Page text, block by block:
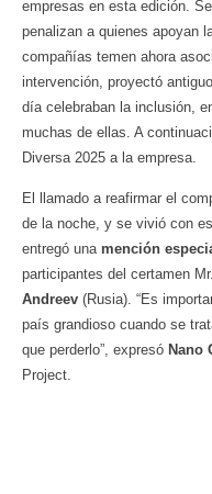
empresas en esta edición.
penalizan a quienes apoyan
compañías temen ahora
intervención, proyectó
día celebraban la inclusión,
muchas de ellas. A
Diversa 2025 a la empresa.
El llamado a reafirmar el
de la noche, y se vivió con
entregó una mención
participantes del certamen
Andreev (Rusia). “Es
país grandioso cuando se
que perderlo”, expresó Nano
Project.